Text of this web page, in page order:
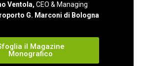
Ventola, CEO & Managing
G. Marconi di Bologna
il Magazine
Monografico